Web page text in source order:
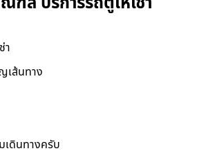
า
เส้นทาง
เดินทางครับ